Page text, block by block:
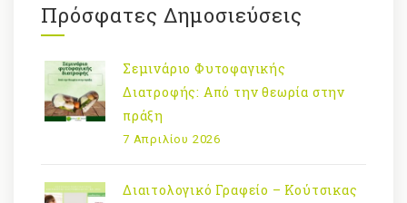
Πρόσφατες Δημοσιεύσεις
Σεμινάριο Φυτοφαγικής
Διατροφής: Από την θεωρία στην
πράξη
7 Απριλίου 2026
Διαιτολογικό Γραφείο – Κούτσικας